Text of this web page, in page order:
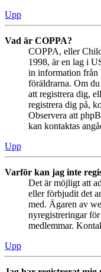
Upp
Vad är COPPA?
COPPA, eller
1998, är en lag i
in information från
föräldrarna. Om
att registrera dig,
registrera dig på,
Observera att
kan kontaktas
Upp
Varför kan jag inte
Det är möjligt att
eller förbjudit det
med. Ägaren av
nyregistreringar
medlemmar.
Upp